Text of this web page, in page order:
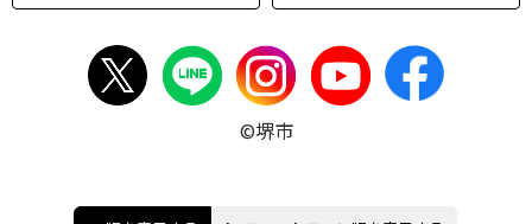
©堺市